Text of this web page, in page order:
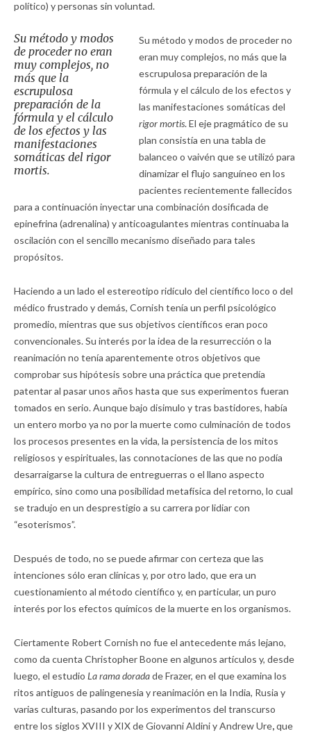
político) y personas sin voluntad.
Su método y modos
de proceder no eran
muy complejos, no
más que la
escrupulosa
preparación de la
fórmula y el cálculo
de los efectos y las
manifestaciones
somáticas del rigor
mortis.
Su método y modos de proceder no
eran muy complejos, no más que la
escrupulosa preparación de la
fórmula y el cálculo de los efectos y
las manifestaciones somáticas del
rigor mortis. El eje pragmático de su
plan consistía en una tabla de
balanceo o vaivén que se utilizó para
dinamizar el flujo sanguíneo en los
pacientes recientemente fallecidos
para a continuación inyectar una combinación dosificada de
epinefrina (adrenalina) y anticoagulantes mientras continuaba la
oscilación con el sencillo mecanismo diseñado para tales
propósitos.
Haciendo a un lado el estereotipo ridículo del científico loco o del
médico frustrado y demás, Cornish tenía un perfil psicológico
promedio, mientras que sus objetivos científicos eran poco
convencionales. Su interés por la idea de la resurrección o la
reanimación no tenía aparentemente otros objetivos que
comprobar sus hipótesis sobre una práctica que pretendía
patentar al pasar unos años hasta que sus experimentos fueran
tomados en serio. Aunque bajo disimulo y tras bastidores, había
un entero morbo ya no por la muerte como culminación de todos
los procesos presentes en la vida, la persistencia de los mitos
religiosos y espirituales, las connotaciones de las que no podía
desarraigarse la cultura de entreguerras o el llano aspecto
empírico, sino como una posibilidad metafísica del retorno, lo cual
se tradujo en un desprestigio a su carrera por lidiar con
“esoterismos”.
Después de todo, no se puede afirmar con certeza que las
intenciones sólo eran clínicas y, por otro lado, que era un
cuestionamiento al método científico y, en particular, un puro
interés por los efectos químicos de la muerte en los organismos.
Ciertamente Robert Cornish no fue el antecedente más lejano,
como da cuenta Christopher Boone en algunos artículos y, desde
luego, el estudio La rama doradade Frazer, en el que examina los
ritos antiguos de palingenesia y reanimación en la India, Rusia y
varias culturas, pasando por los experimentos del transcurso
entre los siglos XVIII y XIX de Giovanni Aldiniy Andrew Ure,que